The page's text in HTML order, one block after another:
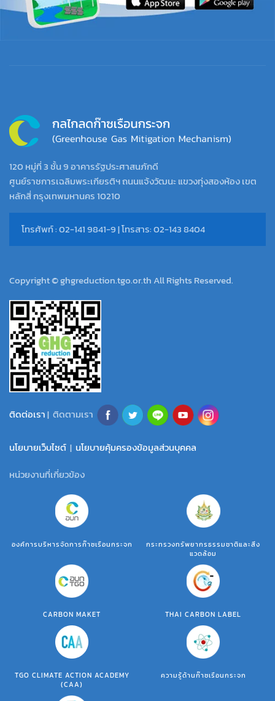
120 หมู่ที่ 3 ชั้น 9 อาคารรัฐประศาสนภักดี
ศูนย์ราชการเฉลิมพระเกียรติฯ ถนนแจ้งวัฒนะ แขวงทุ่งสองห้อง เขต
หลักสี่ กรุงเทพมหานคร 10210
โทรศัพท์ : 02-141 9841-9 | โทรสาร: 02-143 8404
Copyright © ghgreduction.tgo.or.th All Rights Reserved.
ติดต่อเรา| ติดตามเรา
นโยบายเว็บไซต์ | นโยบายคุ้มครองข้อมูลส่วนบุคคล
หน่วยงานที่เกี่ยวข้อง
องค์การบริหารจัดการก๊าซเรือนกระจก
กระทรวงทรัพยากรธรรมชาติและสิ่ง
แวดล้อม
CARBON MAKET THAI CARBON LABEL
TGO CLIMATE ACTION ACADEMY
(CAA)
ความรู้ด้านก๊าซเรือนกระจก